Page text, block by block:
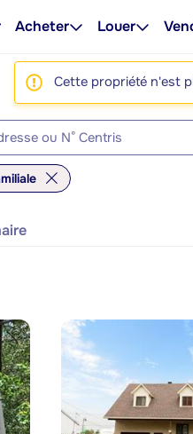
Acheter Louer
Cette propriété n'est